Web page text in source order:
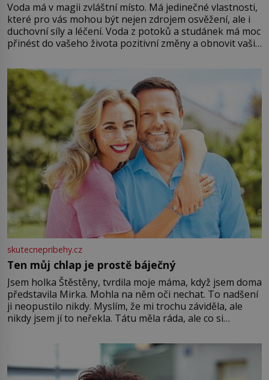
Voda má v magii zvláštní místo. Má jedinečné vlastnosti,
které pro vás mohou být nejen zdrojem osvěžení, ale i
duchovní síly a léčení. Voda z potoků a studánek má moc
přinést do vašeho života pozitivní změny a obnovit vaši
můžete obohatit své rituály a přinést do svého života
větší harmonii a klid. Je důležité
skutecnepribehy.cz
Ten můj chlap je prostě báječný
Jsem holka Štěstěny, tvrdila moje máma, když jsem doma
představila Mirka. Mohla na něm oči nechat. To nadšení
ji neopustilo nikdy. Myslím, že mi trochu záviděla, ale
nikdy jsem jí to neřekla. Tátu měla ráda, ale co si
Jsme spolu moc rádi Tehdy byla jiná doba, když